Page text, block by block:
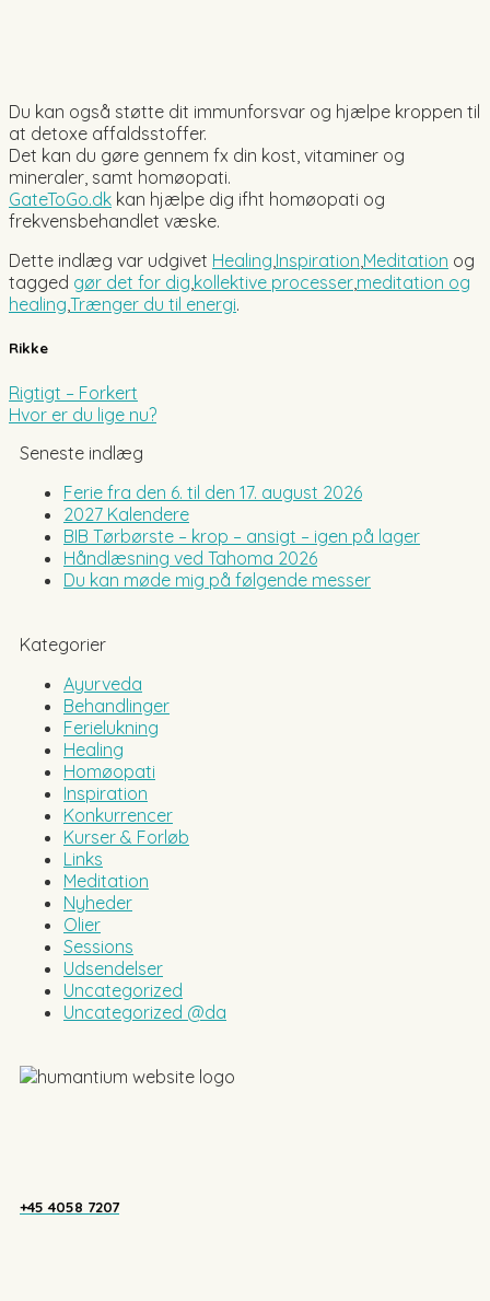
Du kan også støtte dit immunforsvar og hjælpe kroppen til
at detoxe affaldsstoffer.
Det kan du gøre gennem fx din kost, vitaminer og
mineraler, samt homøopati.
GateToGo.dk kan hjælpe dig ifht homøopati og
frekvensbehandlet væske.
Dette indlæg var udgivet Healing,Inspiration,Meditation og
tagged gør det for dig,kollektive processer,meditation og
healing,Trænger du til energi.
Rikke
Rigtigt – Forkert
Hvor er du lige nu?
Seneste indlæg
Ferie fra den 6. til den 17. august 2026
2027 Kalendere
BIB Tørbørste – krop – ansigt – igen på lager
Håndlæsning ved Tahoma 2026
Du kan møde mig på følgende messer
Kategorier
Ayurveda
Behandlinger
Ferielukning
Healing
Homøopati
Inspiration
Konkurrencer
Kurser & Forløb
Links
Meditation
Nyheder
Olier
Sessions
Udsendelser
Uncategorized
Uncategorized @da
+45 4058 7207